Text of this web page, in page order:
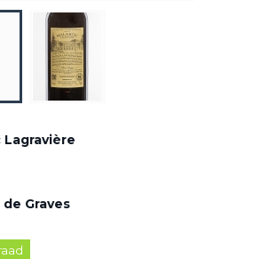
de Graves